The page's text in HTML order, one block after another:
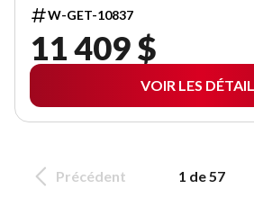
W-GET-10837
11 409 $
VOIR LES
Précédent 1 de 57